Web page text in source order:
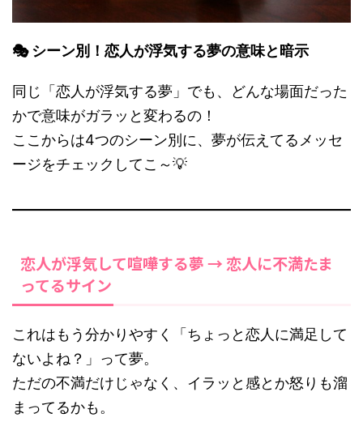
🎭 シーン別！恋人が浮気する夢の意味と暗示
同じ「恋人が浮気する夢」でも、どんな場面だった
かで意味がガラッと変わるの！
ここからは4つのシーン別に、夢が伝えてるメッセ
ージをチェックしてこ～💡
恋人が浮気して喧嘩する夢 → 恋人に不満たま
ってるサイン
これはもう分かりやすく「ちょっと恋人に満足して
ないよね？」って夢。
ただの不満だけじゃなく、イラッと感とか怒りも溜
まってるかも。